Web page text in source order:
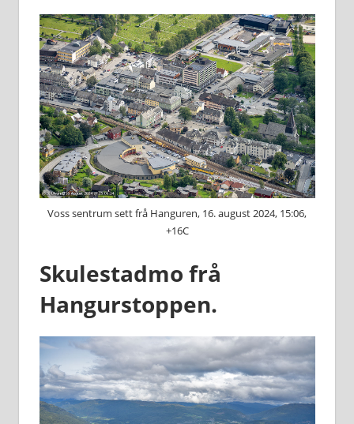
Voss sentrum sett frå Hanguren, 16. august 2024, 15:06,
+16C
Skulestadmo frå
Hangurstoppen.